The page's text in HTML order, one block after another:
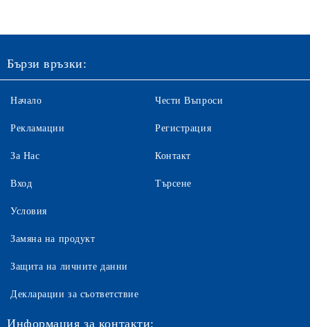
Бързи връзки:
Начало
Рекламации
За Нас
Вход
Чести Въпроси
Регистрация
Контакт
Търсене
Условия
Замяна на продукт
Защита на личните данни
Декларации за съответствие
Информация за контакти: